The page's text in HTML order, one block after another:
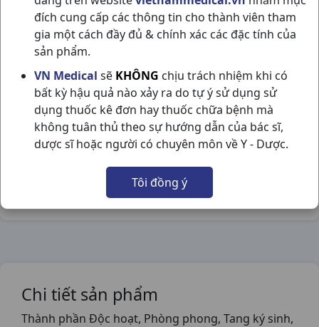
đích cung cấp các thông tin cho thành viên tham
gia một cách đầy đủ & chính xác các đặc tính của
sản phẩm.
VN Medical sẽ KHÔNG chịu trách nhiệm khi có
bất kỳ hậu quả nào xảy ra do tự ý sử dụng sử
dụng thuốc kê đơn hay thuốc chữa bệnh mà
không tuân thủ theo sự hướng dẫn của bác sĩ,
dược sĩ hoặc người có chuyên môn về Y - Dược.
Tôi đồng ý
V PHONTE C40VBF VẠN XUÂN
NSX: vạn xuân
Nhóm hàng:Đông Dược,
Chia sẻ qua mạng xã hội:
Chi tiết sản phẩm
Thành phần Độc hoạt, Phòng phong, Tang ký sinh,